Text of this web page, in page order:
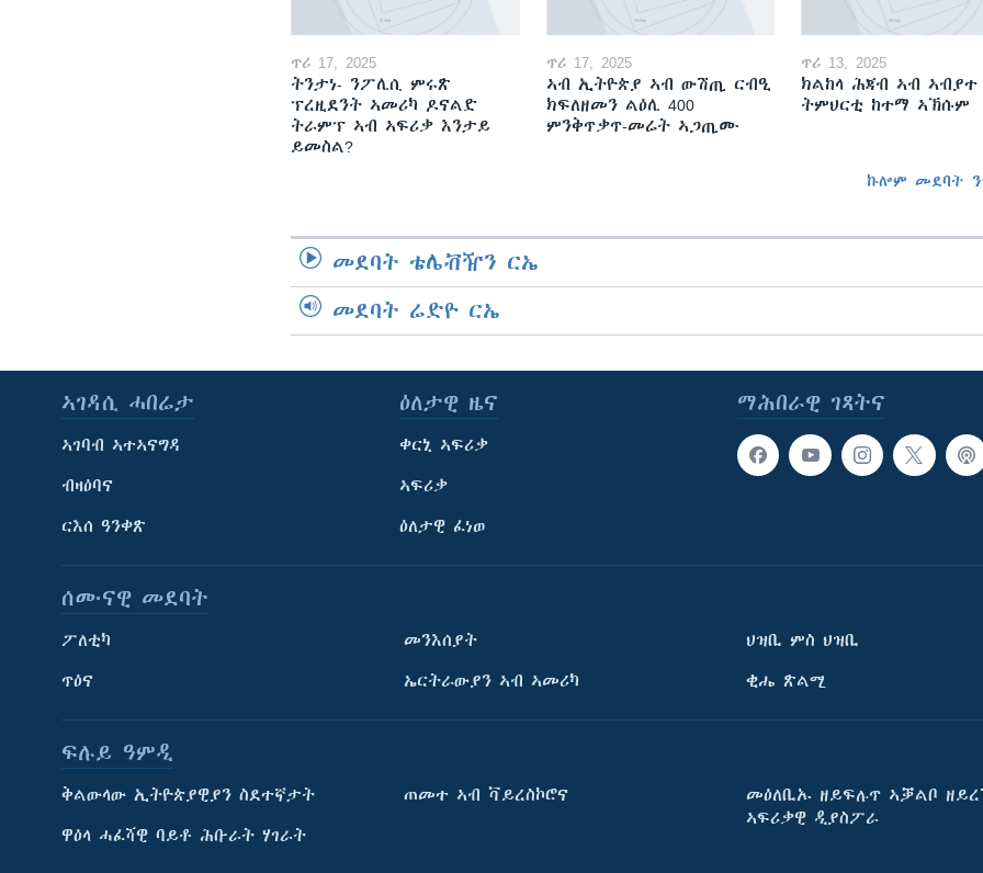
ትምህርቲ እንግሊዝኛ
ማሕበራዊ ገጻትና
ጥሪ 17, 2025
ትንታነ- ንፖሊሲ ምሩጽ
ፕረዚደንት ኣመሪካ ዶናልድ
ትራምፕ ኣብ ኣፍሪቃ እንታይ
ይመስል?
ጥሪ 17, 2025
ኣብ ኢትዮጵያ ኣብ ውሽጢ ርብዒ
ክፍለዘመን ልዕሊ 400
ምንቅጥቃጥ-መሬት ኣጋጢሙ
ጥሪ 13, 2025
ክልከላ ሕጃብ ኣብ ኣብያተ
ትምህርቲ ከተማ ኣኽሱም
ኩሎም መደባት
መደባት ቴሌቭዥን ርኤ
መደባት ሬድዮ ርኤ
ማሕበራዊ ገጻትና
ኣገዳሲ ሓበሬታ
ኣገባብ ኣተኣናግዳ
ብዛዕባና
ርእሰ ዓንቀጽ
ዕለታዊ ዜና
ቀርኒ ኣፍሪቃ
ኣፍሪቃ
ዕለታዊ ፈነወ
ሰሙናዊ መደባት
ፖለቲካ
ጥዕና
መንእሰያት
ኤርትራውያን ኣብ ኣመሪካ
ህዝቢ ምስ ህዝቢ
ቂሔ ጽልሚ
ፍሉይ ዓምዲ
ቅልውላው ኢትዮጵያዊያን ስደተኛታት
ዋዕላ ሓፈሻዊ ባይቶ ሕቡራት ሃገራት
ጠመተ ኣብ ቫይረስኮሮና
መዕለቢኡ ዘይፍሉጥ ኣቓልቦ
ኣፍሪቃዊ ዲያስፖራ